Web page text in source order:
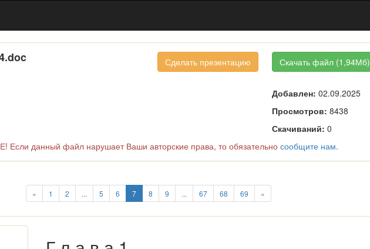
Сделать презентацию Скачать файл(1,94Мб)
Добавлен: 02.09.2025
Просмотров: 8438
Скачиваний: 0
данный файл нарушает Ваши авторские права, то обязательно сообщите нам.
« 1 2 ... 5 6 7 8 9 ... 67 68 69 »